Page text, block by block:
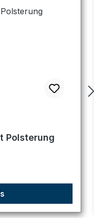
von 5 von 5 Sternen
Polsterung